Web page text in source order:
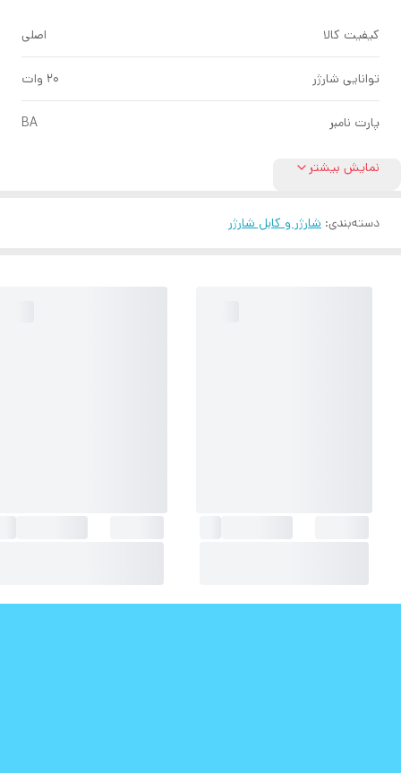
کیفیت کالا اصلی
توانایی شارژر ۲۰ وات
پارت نامبر BA
نمایش بیشتر
دسته‌بندی: شارژر و کابل شارژر